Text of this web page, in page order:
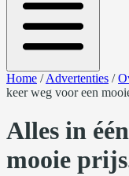
Home /Advertenties /
keer weg voor een
Alles in
mooie